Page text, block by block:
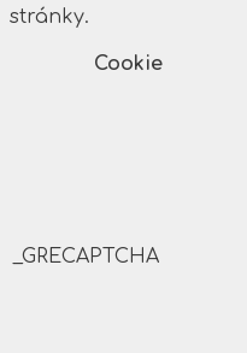
stránky.
Cookie
_GRECAPTCHA